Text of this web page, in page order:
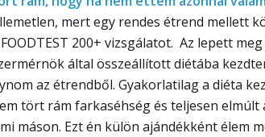
mert egy rendes étrend mellett
200+ vizsgálatot. Az lepett
által összeállított diétába
az étrendből. Gyakorlatilag a diéta
tört rám farkaséhség és teljesen
máson. Ezt én külön ajándékként élem